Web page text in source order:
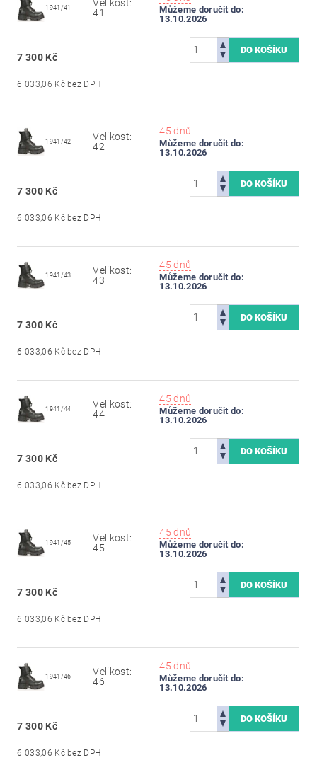
1941/41
Velikost:
41
Můžeme doručit do:
13.10.2026
7 300 Kč
6 033,06 Kč bez DPH
1941/42
Velikost:
42
45 dnů
Můžeme doručit do:
13.10.2026
7 300 Kč
6 033,06 Kč bez DPH
1941/43
Velikost:
43
45 dnů
Můžeme doručit do:
13.10.2026
7 300 Kč
6 033,06 Kč bez DPH
1941/44
Velikost:
44
45 dnů
Můžeme doručit do:
13.10.2026
7 300 Kč
6 033,06 Kč bez DPH
1941/45
Velikost:
45
45 dnů
Můžeme doručit do:
13.10.2026
7 300 Kč
6 033,06 Kč bez DPH
1941/46
Velikost:
46
45 dnů
Můžeme doručit do:
13.10.2026
7 300 Kč
6 033,06 Kč bez DPH